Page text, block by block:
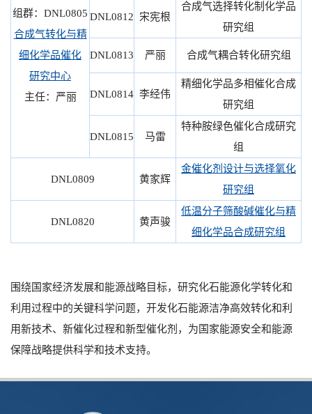
组群：DNL0805
合成气转化与精
细化学品催化
研究中心
主任：严丽
DNL0812 宋宪根
合成气选择转化制化学品
研究组
DNL0813 严丽 合成气耦合转化研究组
DNL0814 李经伟
精细化学品多相催化合成
研究组
DNL0815 马雷
特种胺绿色催化合成研究
组
DNL0809 黄家辉
金催化剂设计与选择氧化
研究组
DNL0820 黄声骏
低温分子筛酸碱催化与精
细化学品合成研究组
围绕国家经济发展和能源战略目标，研究化石能源化学转化和
利用过程中的关键科学问题，开发化石能源洁净高效转化和利
用新技术、新催化过程和新型催化剂，为国家能源安全和能源
保障战略提供科学和技术支持。